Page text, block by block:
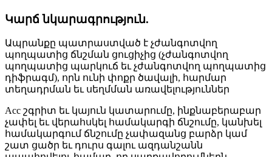
Կարճ նկարագրություն.
Ապրանքը պատրաստված է չժանգոտվող
պողպատից ճնշման ցուցիչից (չժանգոտվող
պողպատից պարկուճ եւ չժանգոտվող պողպատից
դիֆրագմ), որն ունի փոքր ծավալի, հարմար
տեղադրման եւ սեղմման առավելություններ
Acc շգրիտ եւ կայուն կատարումը, ինքնաբերաբար
չափել եւ վերահսկել համակարգի ճնշումը, կանխել
համակարգում ճնշումը չափազանց բարձր կամ
շատ ցածր եւ դուրս գալու ազդանշանն